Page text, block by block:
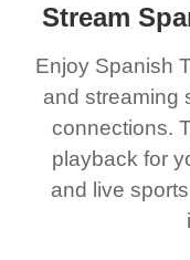
Stream
Enjoy Spanish
and streaming
connections.
playback for
and live